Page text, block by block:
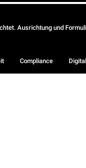
Ausrichtung und
Compliance